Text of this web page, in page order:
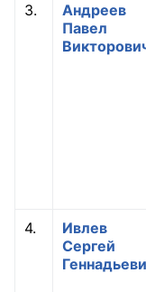
оказания услуг
Экспертный
3.
Андреев
Павел
4.
Ивлев
Сергей